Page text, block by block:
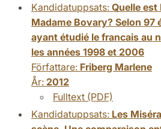
Kandidatuppsats: Quelle est
Madame Bovary? Selon 97
ayant étudié le francais au
les années 1998 et 2006
Författare: Friberg Marlene
År: 2012
Fulltext (PDF)
Kandidatuppsats: Les